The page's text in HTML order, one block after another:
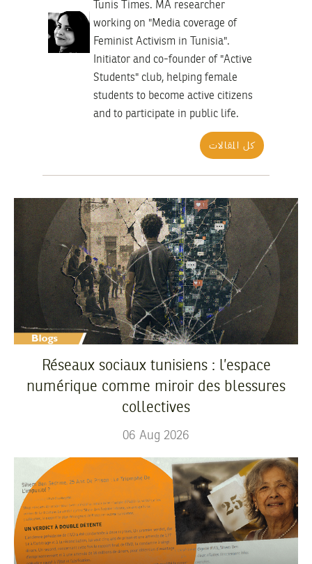
Tunis Times. MA researcher
working on "Media coverage of
Feminist Activism in Tunisia".
Initiator and co-founder of "Active
Students" club, helping female
students to become active citizens
and to participate in public life.
كل المقالات
Réseaux sociaux tunisiens : l’espace
numérique comme miroir des blessures
collectives
06 Aug 2026